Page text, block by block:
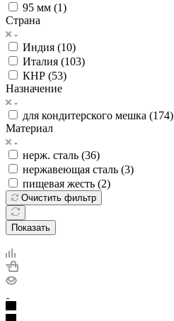
95 мм (1)
Страна
Индия (10)
Италия (103)
КНР (53)
Назначение
для кондитерского мешка (174)
Материал
нерж. сталь (36)
нержавеющая сталь (3)
пищевая жесть (2)
Очистить фильтр
Показать